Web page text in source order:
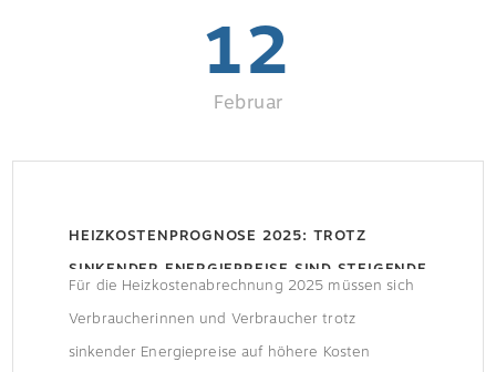
12
Februar
HEIZKOSTENPROGNOSE 2025: TROTZ
SINKENDER ENERGIEPREISE SIND STEIGENDE
Für die Heizkostenabrechnung 2025 müssen sich
Verbraucherinnen und Verbraucher trotz
sinkender Energiepreise auf höhere Kosten